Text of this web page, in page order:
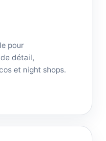
pour
détail,
et night shops.